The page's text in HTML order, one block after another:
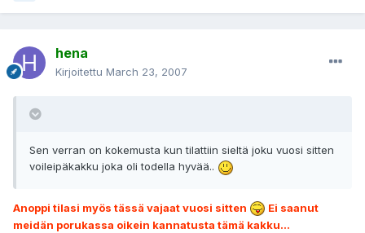
hena
Kirjoitettu March 23, 2007
Sen verran on kokemusta kun tilattiin sieltä joku vuosi sitten
voileipäkakku joka oli todella hyvää..
Anoppi tilasi myös tässä vajaat vuosi sitten
Ei saanut
meidän porukassa oikein kannatusta tämä kakku...